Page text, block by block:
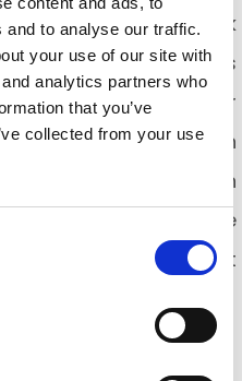
to analyse our traffic.
your use of our site with
analytics partners who
that you’ve
collected from your use
einen Überblick
notwendig ist, um das
Sobald der
wurde, wird ein
der aus allen
besteht, die
ohne den Fortschritt
zu beeinträchtigen.